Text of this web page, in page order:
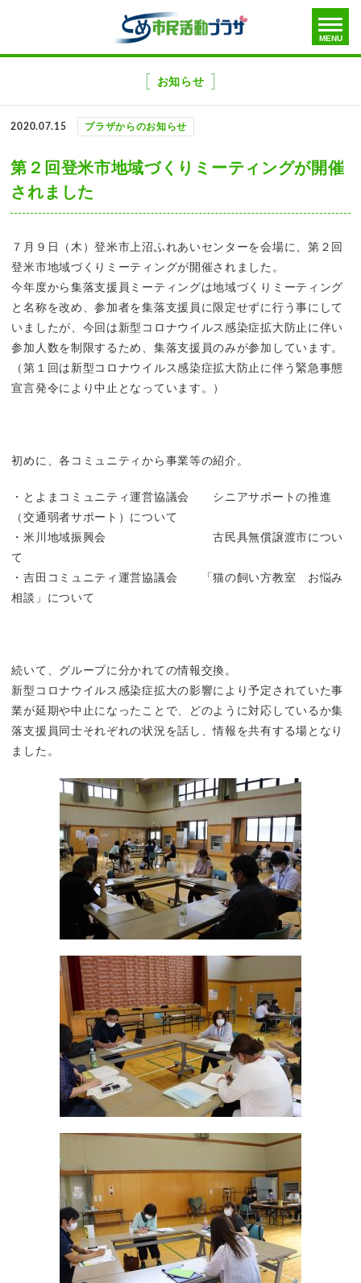
ニ
ー
を
ば
toggle
menu
MENU
お知らせ
2020.07.15 プラザからのお知らせ
第２回登米市地域づくりミーティングが開催
されました
７月９日（木）登米市上沼ふれあいセンターを会場に、第２回
登米市地域づくりミーティングが開催されました。
今年度から集落支援員ミーティングは地域づくりミーティング
と名称を改め、参加者を集落支援員に限定せずに行う事にして
いましたが、今回は新型コロナウイルス感染症拡大防止に伴い
参加人数を制限するため、集落支援員のみが参加しています。
（第１回は新型コロナウイルス感染症拡大防止に伴う緊急事態
宣言発令により中止となっています。）
初めに、各コミュニティから事業等の紹介。
・とよまコミュニティ運営協議会 シニアサポートの推進
（交通弱者サポート）について
・米川地域振興会 古民具無償譲渡市につい
て
・吉田コミュニティ運営協議会 「猫の飼い方教室 お悩み
相談」について
続いて、グループに分かれての情報交換。
新型コロナウイルス感染症拡大の影響により予定されていた事
業が延期や中止になったことで、どのように対応しているか集
落支援員同士それぞれの状況を話し、情報を共有する場となり
ました。